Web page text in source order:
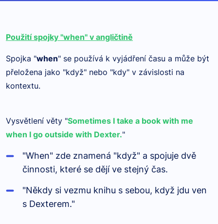
Použití spojky "when" v angličtině
Spojka "when" se používá k vyjádření času a může být
přeložena jako "když" nebo "kdy" v závislosti na
kontextu.
Vysvětlení věty "Sometimes I take a book with me
when I go outside with Dexter."
"When" zde znamená "když" a spojuje dvě
činnosti, které se dějí ve stejný čas.
"Někdy si vezmu knihu s sebou, když jdu ven
s Dexterem."